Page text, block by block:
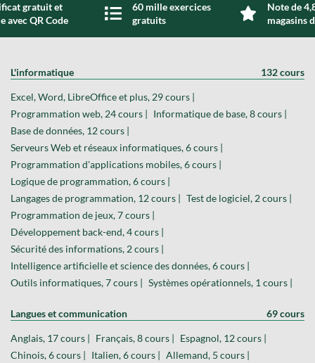
gratuit et
avec QR Code
60 mille exercices
gratuits
Note de
magasins
L'informatique 132 cours
Excel, Word, LibreOffice et plus, 29 cours |
Programmation web, 24 cours |
Informatique de base, 8 cours |
Base de données, 12 cours |
Serveurs Web et réseaux informatiques, 6 cours |
Programmation d'applications mobiles, 6 cours |
Logique de programmation, 6 cours |
Langages de programmation, 12 cours |
Test de logiciel, 2 cours |
Programmation de jeux, 7 cours |
Développement back-end, 4 cours |
Sécurité des informations, 2 cours |
Intelligence artificielle et science des données, 6 cours |
Outils informatiques, 7 cours |
Systèmes opérationnels, 1 cours |
Langues et communication 69 cours
Anglais, 17 cours | Français, 8 cours |
Espagnol, 12 cours |
Chinois, 6 cours |
Italien, 6 cours |
Allemand, 5 cours |